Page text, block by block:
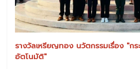
รางวัลเหรียญทอง นวัตกรรมเรื่อง "กร
อัตโนมัติ"